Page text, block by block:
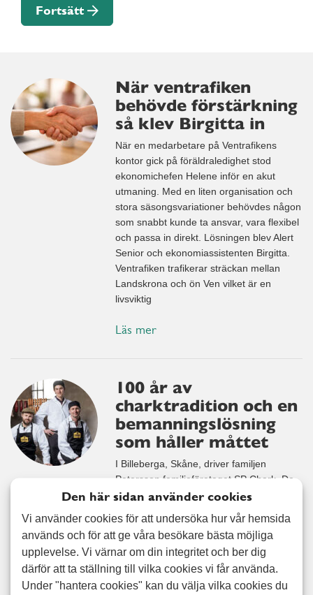
Fortsätt
När ventrafiken
behövde förstärkning
så klev Birgitta in
När en medarbetare på Ventrafikens
kontor gick på föräldraledighet stod
ekonomichefen Helene inför en akut
utmaning. Med en liten organisation och
stora säsongsvariationer behövdes någon
som snabbt kunde ta ansvar, vara flexibel
och passa in direkt. Lösningen blev Alert
Senior och ekonomiassistenten Birgitta.
Ventrafiken trafikerar sträckan mellan
Landskrona och ön Ven vilket är en
livsviktig
Läs mer
100 år av
charktradition och en
bemanningslösning
som håller måttet
I Billeberga, Skåne, driver familjen
Petersson familjeföretaget SP Chark. De
är fjärde generationen i ett bolag som
2027 firar 100 år. Här tillverkas klassiska
charkprodukter som salami, skinka och
pastej och det mesta görs precis som förr:
med stolthet, hantverk och fullt fokus på
kvalitet. Företaget har idag runt 20
anställda, och både Pontus, hans
Den här sidan använder cookies
Vi använder cookies för att undersöka hur vår hemsida
används och för att ge våra besökare bästa möjliga
upplevelse. Vi värnar om din integritet och ber dig
därför att ta ställning till vilka cookies vi får använda.
Under "hantera cookies" kan du välja vilka cookies du